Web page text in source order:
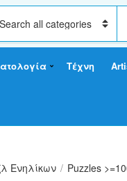
S
a
c
x
Τέχνη
Ενηλίκων / Puzzles